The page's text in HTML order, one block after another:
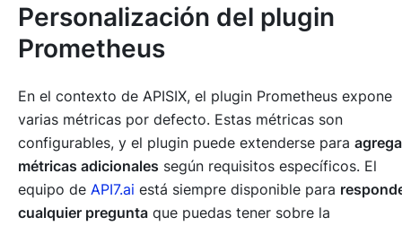
Personalización del plugin
Prometheus
En el contexto de APISIX, el plugin Prometheus expone
varias métricas por defecto. Estas métricas son
configurables, y el plugin puede extenderse para
métricas adicionales según requisitos específicos. El
equipo de API7.ai está siempre disponible para
cualquier pregunta que puedas tener sobre la